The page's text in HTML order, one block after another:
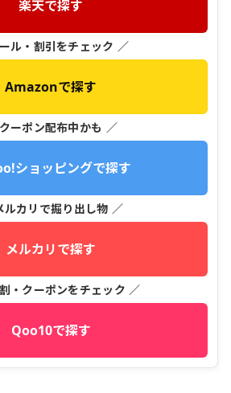
楽天で探す
ル・割引をチェック ／
Amazonで探す
ーポン配布中かも ／
ショッピングで探す
ルカリで掘り出し物 ／
メルカリで探す
・クーポンをチェック ／
Qoo10で探す